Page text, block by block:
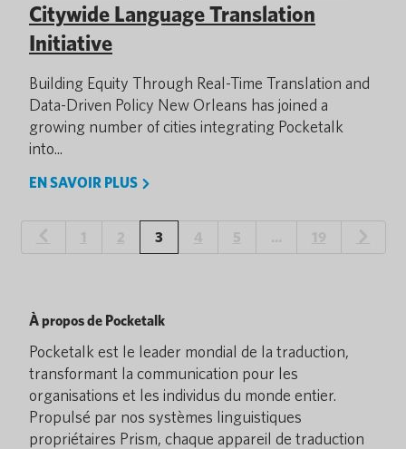
Citywide Language Translation
Initiative
Building Equity Through Real-Time Translation and
Data-Driven Policy New Orleans has joined a
growing number of cities integrating Pocketalk
into...
EN SAVOIR PLUS
1 2 3 4 5 … 19
À propos de Pocketalk
Pocketalk est le leader mondial de la traduction,
transformant la communication pour les
organisations et les individus du monde entier.
Propulsé par nos systèmes linguistiques
propriétaires Prism, chaque appareil de traduction